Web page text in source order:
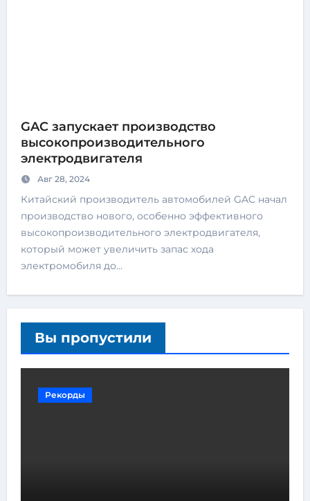
GAC запускает производство
высокопроизводительного
электродвигателя
Авг 28, 2024
Китайский производитель автомобилей GAC начал
производство нового, особенно эффективного
высокопроизводительного электродвигателя,
который может увеличить запас хода
электромобиля до…
Вы пропустили
Рекорды